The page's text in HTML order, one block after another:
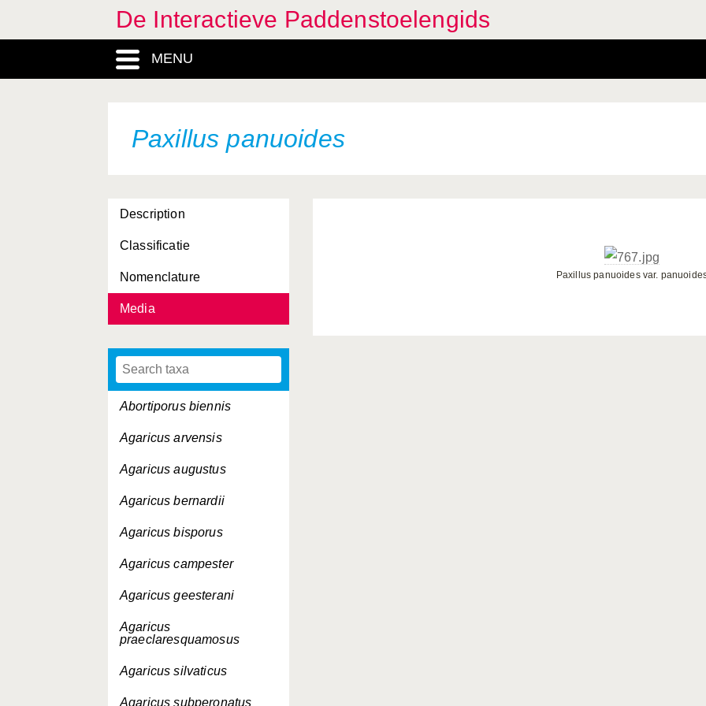
De Interactieve Paddenstoelengids
MENU
Paxillus panuoides
Description
Classificatie
Nomenclature
Media
Abortiporus biennis
Agaricus arvensis
Agaricus augustus
Agaricus bernardii
Agaricus bisporus
Agaricus campester
Agaricus geesterani
Agaricus
praeclaresquamosus
Agaricus silvaticus
Agaricus subperonatus
Paxillus panuoides var.